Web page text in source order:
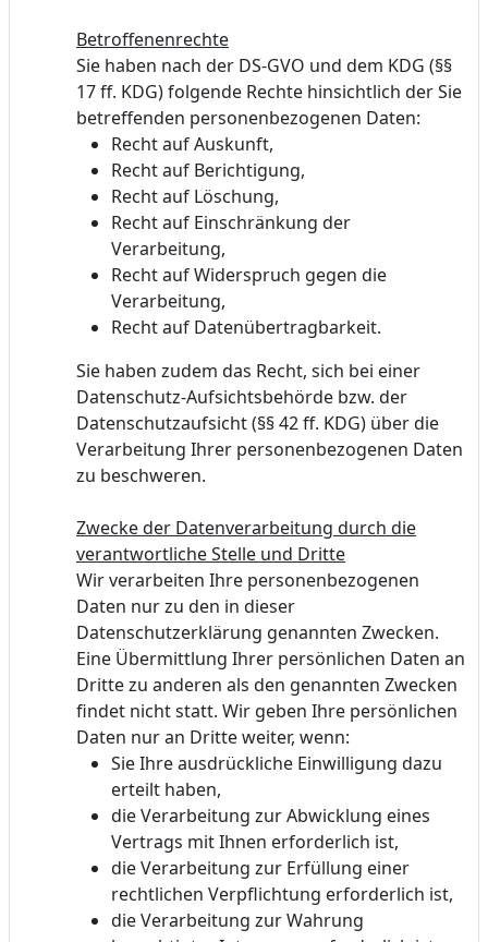
Betroffenenrechte
Sie haben nach der DS-GVO und dem KDG (§§
17 ff. KDG) folgende Rechte hinsichtlich der Sie
betreffenden personenbezogenen Daten:
Recht auf Auskunft,
Recht auf Berichtigung,
Recht auf Löschung,
Recht auf Einschränkung der
Verarbeitung,
Recht auf Widerspruch gegen die
Verarbeitung,
Recht auf Datenübertragbarkeit.
Sie haben zudem das Recht, sich bei einer
Datenschutz-Aufsichtsbehörde bzw. der
Datenschutzaufsicht (§§ 42 ff. KDG) über die
Verarbeitung Ihrer personenbezogenen Daten
zu beschweren.
Zwecke der Datenverarbeitung durch die
verantwortliche Stelle und Dritte
Wir verarbeiten Ihre personenbezogenen
Daten nur zu den in dieser
Datenschutzerklärung genannten Zwecken.
Eine Übermittlung Ihrer persönlichen Daten an
Dritte zu anderen als den genannten Zwecken
findet nicht statt. Wir geben Ihre persönlichen
Daten nur an Dritte weiter, wenn:
Sie Ihre ausdrückliche Einwilligung dazu
erteilt haben,
die Verarbeitung zur Abwicklung eines
Vertrags mit Ihnen erforderlich ist,
die Verarbeitung zur Erfüllung einer
rechtlichen Verpflichtung erforderlich ist,
die Verarbeitung zur Wahrung